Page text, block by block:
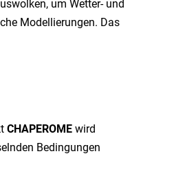
um Wetter- und
Modellierungen. Das
CHAPEROMEwird
Bedingungen